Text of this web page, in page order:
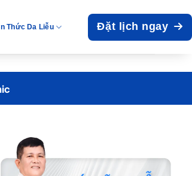
Thức Da Liễu Đặt lịch ngay